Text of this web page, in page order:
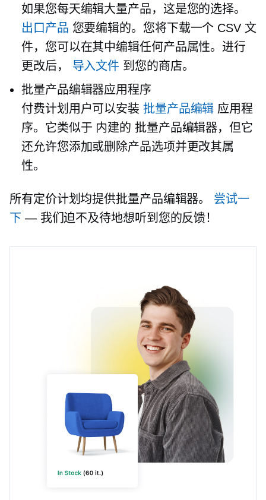
如果您每天编辑大量产品，这是您的选择。
出口产品 您要编辑的。您将下载一个 CSV 文
件，您可以在其中编辑任何产品属性。进行
更改后， 导入文件 到您的商店。
批量产品编辑器应用程序
付费计划用户可以安装 批量产品编辑 应用程
序。它类似于 内建的 批量产品编辑器，但它
还允许您添加或删除产品选项并更改其属
性。
所有定价计划均提供批量产品编辑器。 尝试一
下 — 我们迫不及待地想听到您的反馈！